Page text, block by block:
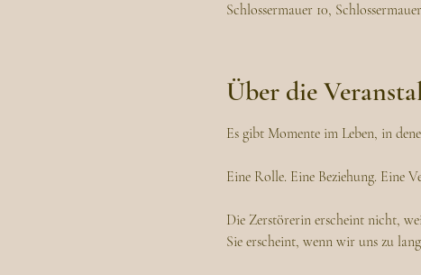
Schlossermauer 10,
Über die
Es gibt Momente im Leben, in
Eine Rolle. Eine Beziehung. Eine
Die Zerstörerin erscheint nicht,
Sie erscheint, wenn wir uns zu